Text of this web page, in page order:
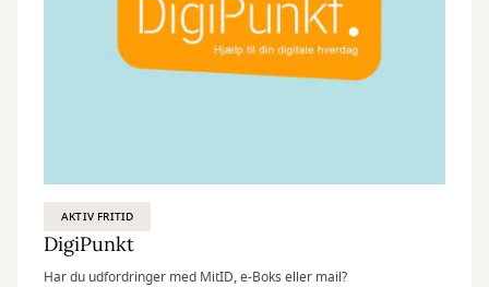
AKTIV FRITID
DigiPunkt
Har du udfordringer med MitID, e-Boks eller mail?